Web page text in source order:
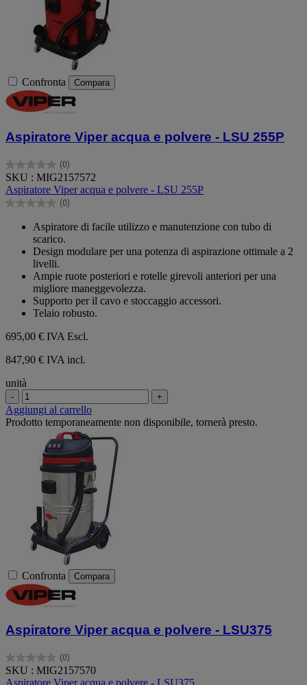
Confronta Compara
Aspiratore Viper acqua e polvere - LSU 255P
(0)
0.0
su
5
stelle.
SKU : MIG2157572
Aspiratore Viper acqua e polvere - LSU 255P
(0)
0.0
Aspiratore di facile utilizzo e manutenzione con tubo di
scarico.
Design modulare per una potenza di aspirazione ottimale a 2
livelli.
Ampie ruote posteriori e rotelle girevoli anteriori per una
migliore maneggevolezza.
Supporto per il cavo e stoccaggio accessori.
Telaio robusto.
695,00 € IVA Escl.
847,90 € IVA incl.
unità
- +
Aggiungi al carrello
Prodotto temporaneamente non disponibile, tornerà presto.
Confronta Compara
Aspiratore Viper acqua e polvere - LSU375
(0)
0.0
su
SKU : MIG2157570